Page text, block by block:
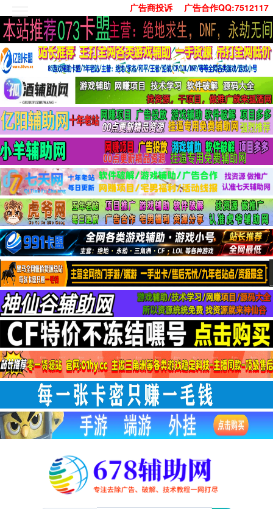
广告商投诉 广告合作QQ:7512117
首页
技术学习
安卓绿化
单机游戏
社交娱乐
系统工具
活动线报
常用办公
源码收集
值得一看
两性情感